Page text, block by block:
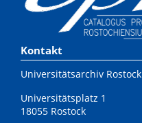
Kontakt
Universitätsarchiv Rostock
Universitätsplatz 1
18055 Rostock